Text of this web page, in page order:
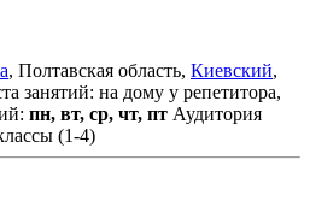
, Полтавская область, Киевский,
занятий: на дому у репетитора,
пн, вт, ср, чт, пт Аудитория
(1-4)